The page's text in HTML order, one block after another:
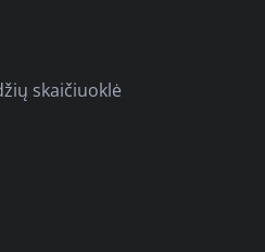
skaičiuoklė